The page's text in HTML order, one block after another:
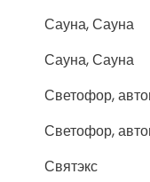
Сауна, Сауна
Сауна, Сауна
Светофор,
Светофор,
Святэкс